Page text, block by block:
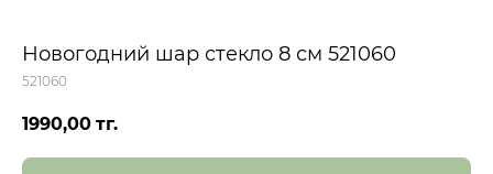
Новогодний шар стекло 8 см 521060
521060
1990,00 тг.